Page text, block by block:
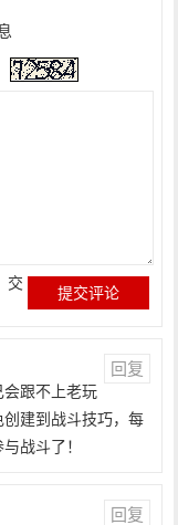
交
回复
跟不上老玩
建到战斗技巧，每
战斗了！
回复